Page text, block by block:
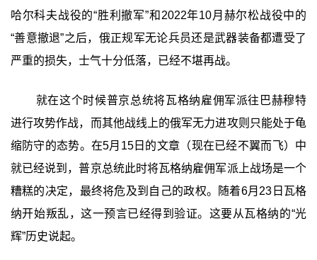
哈尔科夫战役的“胜利撤军”和2022年10月赫尔松战役中的
“善意撤退”之后，俄正规军无论兵员还是武器装备都遭受了
严重的损失，士气十分低落，已经不堪再战。
就在这个时候普京总统将瓦格纳雇佣军派往巴赫穆特
进行攻势作战，而其他战线上的俄军无力进攻则只能处于龟
缩防守的态势。在5月15日的文章（现在已经不翼而飞）中
就已经说到，普京总统此时将瓦格纳雇佣军派上战场是一个
糟糕的决定，最终将危及到自己的政权。随着6月23日瓦格
纳开始叛乱，这一预言已经得到验证。这要从瓦格纳的“光
辉”历史说起。